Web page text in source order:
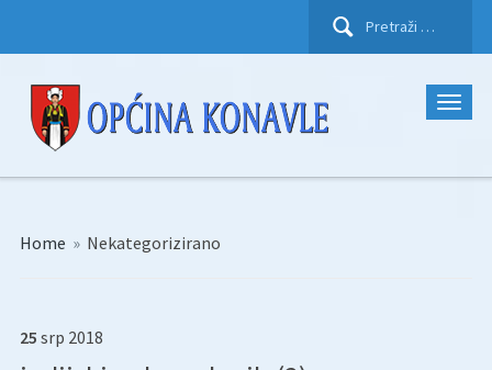
Pretraži:
Home » Nekategorizirano
25 srp 2018